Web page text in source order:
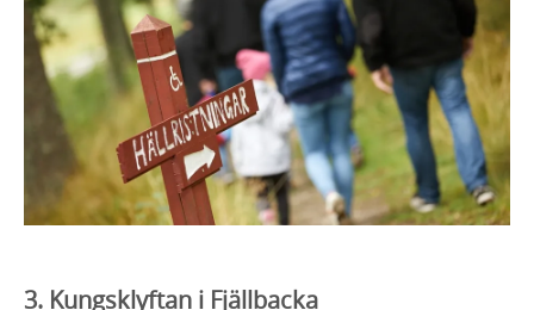
3. Kungsklyftan i Fjällbacka